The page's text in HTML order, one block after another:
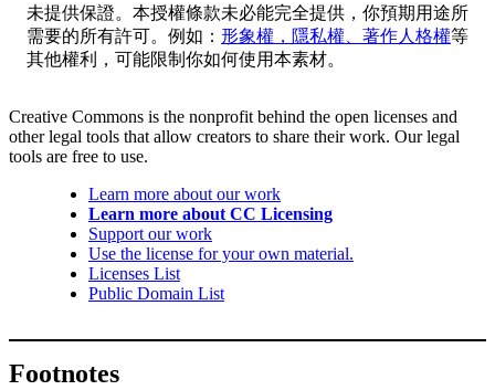
未提供保證。本授權條款未必能完全提供，你預期用途所
需要的所有許可。例如： 形象權，隱私權、著作人格權等
其他權利，可能限制你如何使用本素材。
Creative Commons is the nonprofit behind the open licenses and
other legal tools that allow creators to share their work. Our legal
tools are free to use.
Learn more about our work
Learn more about CC Licensing
Support our work
Use the license for your own material.
Licenses List
Public Domain List
Footnotes